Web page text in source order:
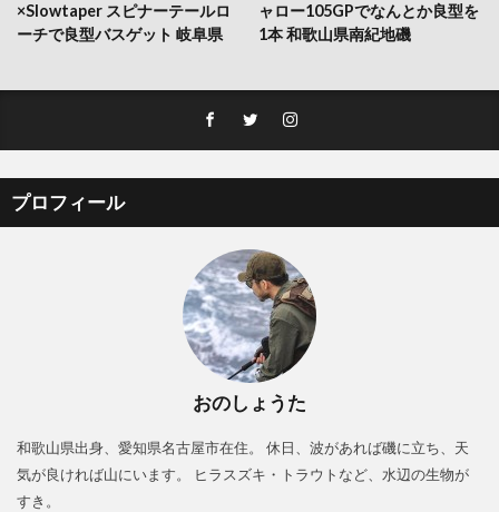
×Slowtaper スピナーテールロ
ーチで良型バスゲット 岐阜県
ャロー105GPでなんとか良型を
1本 和歌山県南紀地磯
プロフィール
おのしょうた
和歌山県出身、愛知県名古屋市在住。 休日、波があれば磯に立ち、天
気が良ければ山にいます。 ヒラスズキ・トラウトなど、水辺の生物が
すき。